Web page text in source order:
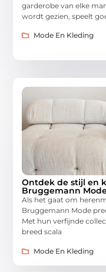
garderobe van elke
wordt gezien, speelt
Mode En Kleding
Ontdek de stijl en
Bruggemann
Als het gaat om
Bruggemann Mode
Met hun verfijnde
breed scala
Mode En Kleding